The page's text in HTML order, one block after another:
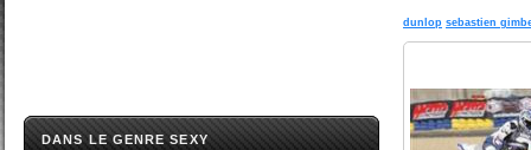
DANS LE GENRE SEXY
dunlop sebastien